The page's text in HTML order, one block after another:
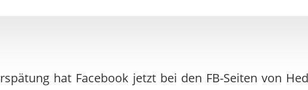
hat Facebook jetzt bei den FB-Seiten von